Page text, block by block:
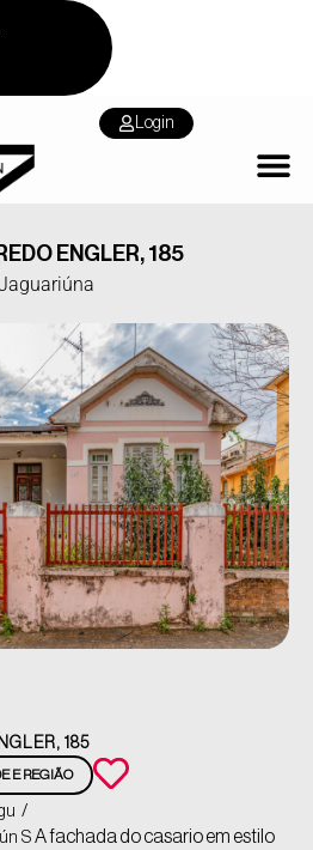
Login
ENGLER, 185
185
E REGIÃO
/
S A fachada do casario em estilo